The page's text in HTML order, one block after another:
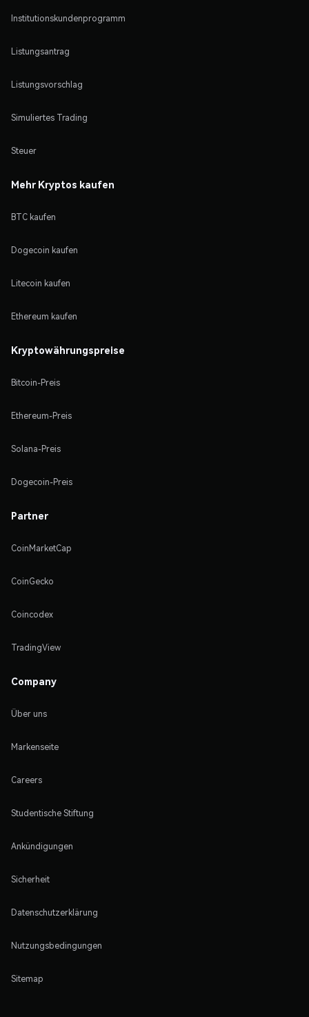
Institutionskundenprogramm
Listungsantrag
Listungsvorschlag
Simuliertes Trading
Steuer
Mehr Kryptos kaufen
BTC kaufen
Dogecoin kaufen
Litecoin kaufen
Ethereum kaufen
Kryptowährungspreise
Bitcoin-Preis
Ethereum-Preis
Solana-Preis
Dogecoin-Preis
Partner
CoinMarketCap
CoinGecko
Coincodex
TradingView
Company
Über uns
Markenseite
Careers
Studentische Stiftung
Ankündigungen
Sicherheit
Datenschutzerklärung
Nutzungsbedingungen
Sitemap